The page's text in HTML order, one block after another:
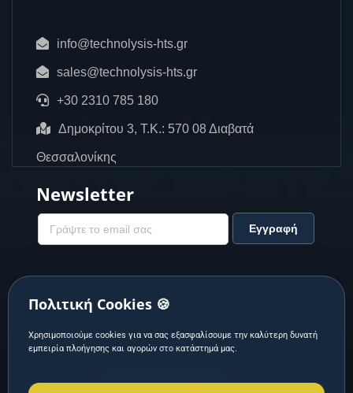
info@technolysis-hts.gr
sales@technolysis-hts.gr
+30 2310 785 180
Δημοκρίτου 3, Τ.Κ.: 570 08 Διαβατά
Θεσσαλονίκης
Newsletter
Designed & Developed by
Πολιτική Cookies 🍪
Χρησιμοποιούμε cookies για να σας εξασφαλίσουμε την καλύτερη δυνατή
εμπειρία πλοήγησης και αγορών στο κατάστημά μας.